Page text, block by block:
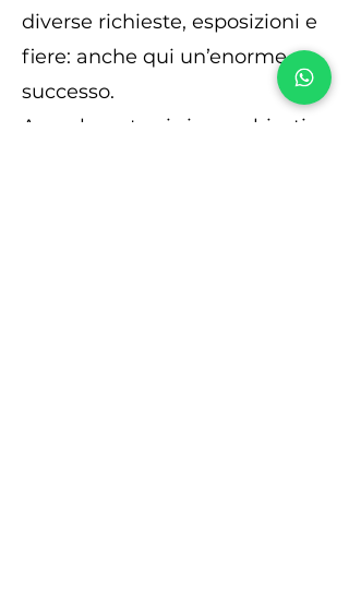
diverse richieste, esposizioni e
fiere: anche qui un’enorme
successo.
A quel punto ci siamo chiesti: